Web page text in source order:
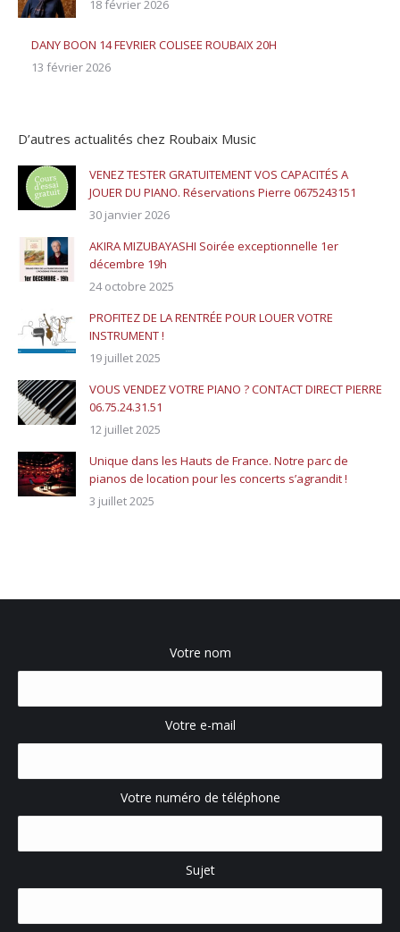
18 février 2026
DANY BOON 14 FEVRIER COLISEE ROUBAIX 20H
13 février 2026
D’autres actualités chez Roubaix Music
VENEZ TESTER GRATUITEMENT VOS CAPACITÉS A
JOUER DU PIANO. Réservations Pierre 0675243151
30 janvier 2026
AKIRA MIZUBAYASHI Soirée exceptionnelle 1er
décembre 19h
24 octobre 2025
PROFITEZ DE LA RENTRÉE POUR LOUER VOTRE
INSTRUMENT !
19 juillet 2025
VOUS VENDEZ VOTRE PIANO ? CONTACT DIRECT PIERRE
06.75.24.31.51
12 juillet 2025
Unique dans les Hauts de France. Notre parc de
pianos de location pour les concerts s’agrandit !
3 juillet 2025
Votre nom
Votre e-mail
Votre numéro de téléphone
Sujet